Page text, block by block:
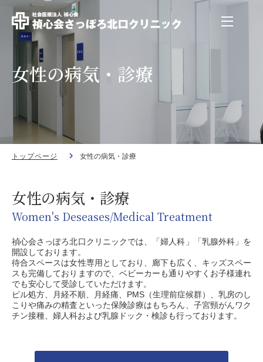
女性の病気・診療
トップページ 女性の病気・診療
女性の病気・診療
Women's Deseases/Medical Treatment
禎心会さっぽろ北口クリニックでは、「婦人科」「乳腺外科」を
開設しております。
待合スペースは女性専用としており、廊下も広く、キッズスペー
スも完備しておりますので、ベビーカーも通りやすくお子様連れ
でも安心して受診していただけます。
ピル処方、月経不順、月経痛、PMS（生理前症候群）、乳房のし
こりや痛みの精査といった保険診療はもちろん、子宮頸がんワク
チン接種、婦人科および乳腺ドック・検診も行っております。